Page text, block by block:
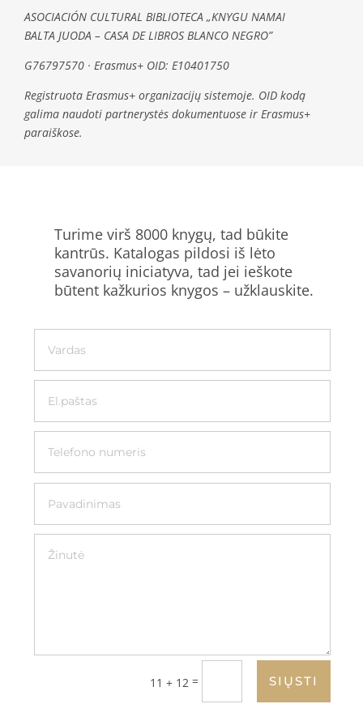
ASOCIACIÓN CULTURAL BIBLIOTECA „KNYGU NAMAI
BALTA JUODA – CASA DE LIBROS BLANCO NEGRO”
G76797570 · Erasmus+ OID: E10401750
Registruota Erasmus+ organizacijų sistemoje. OID kodą
galima naudoti partnerystės dokumentuose ir Erasmus+
paraiškose.
Turime virš 8000 knygų, tad būkite
kantrūs. Katalogas pildosi iš lėto
savanorių iniciatyva, tad jei ieškote
būtent kažkurios knygos – užklauskite.
11 + 12 = SIŲSTI